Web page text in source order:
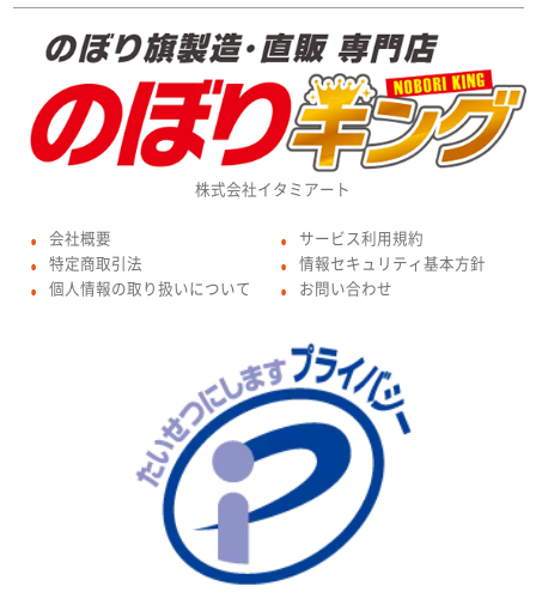
株式会社イタミアート
● 会社概要
● 特定商取引法
● 個人情報の取り扱いについて
● サービス利用規約
● 情報セキュリティ基本方針
● お問い合わせ